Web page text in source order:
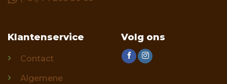
Klantenservice
Contact
Algemene
Volg ons